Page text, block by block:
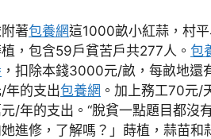
著包養網這1000畝小紅蒜，村
，包含59戶貧苦戶共277人。 包
，扣除本錢3000元/畝，每畝地還
年的支出包養網 。加上務工70元/
/年的支出。“脫貧一點題目都沒
進修，了解嗎？」蒔植，蒜苗和